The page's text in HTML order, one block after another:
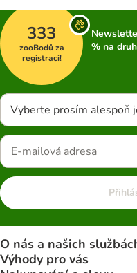
333
zooBodů za
registraci!
% na
Vyberte prosím alespoň
O nás a našich
Výhody pro vás